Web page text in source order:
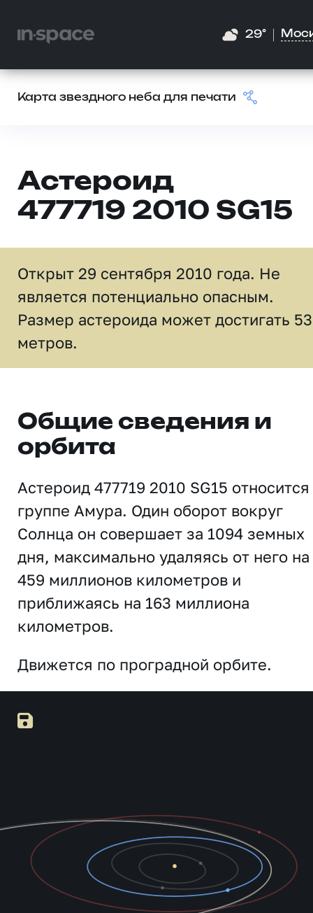
29°
Карта звездного неба для печати
Астероид
477719 2010 SG15
Открыт 29 сентября 2010 года. Не
является потенциально опасным.
Размер астероида может достигать 53
метров.
Общие сведения и
орбита
Астероид 477719 2010 SG15
группе Амура. Один оборот вокруг
Солнца он совершает за 1094 земных
дня, максимально удаляясь от него на
459 миллионов километров и
приближаясь на 163 миллиона
километров.
Движется по проградной орбите.